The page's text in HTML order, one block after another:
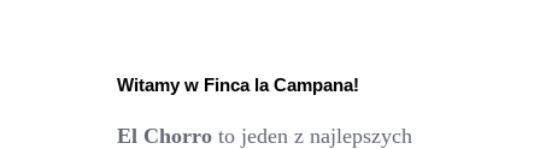
Witamy w Finca la Campana!
El Chorro to jeden z najlepszych